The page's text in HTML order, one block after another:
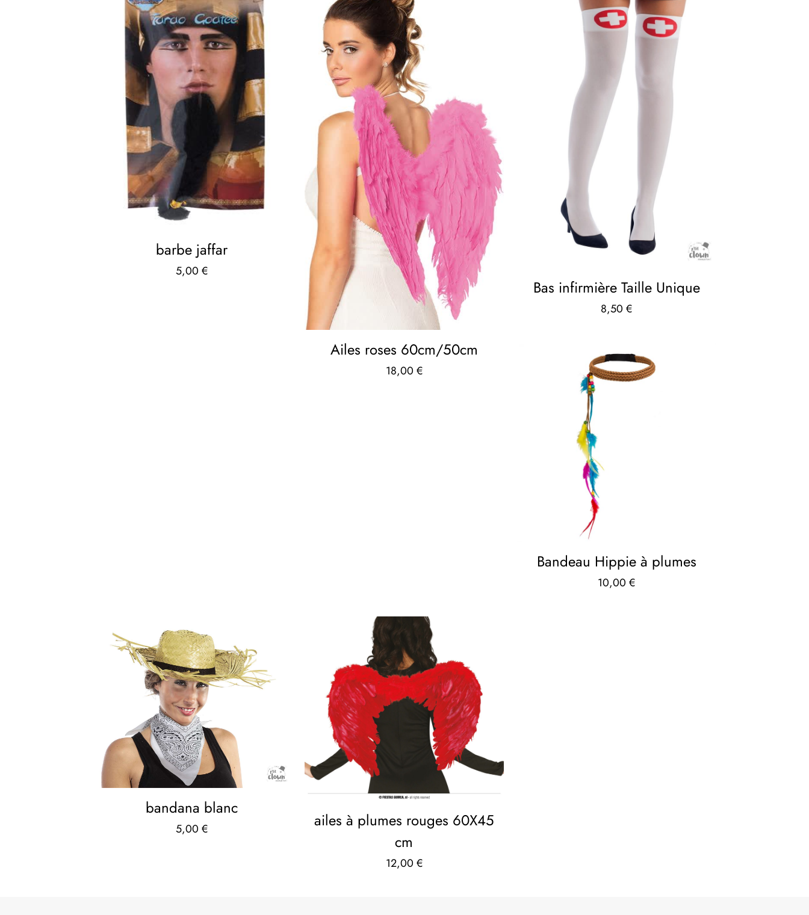
barbe jaffar
5,00 €
Ailes roses 60cm/50cm
18,00 €
Bas infirmière Taille Unique
8,50€
Bandeau Hippie à plumes
10,00€
bandana blanc
5,00 €
ailes à plumes rouges 60X45
cm
12,00 €